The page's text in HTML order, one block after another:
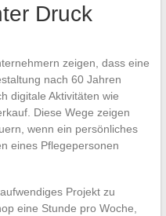
Druck
zeigen, dass eine
nach 60 Jahren
digitale Aktivitäten wie
Diese Wege zeigen
wenn ein persönliches
eines Pflegepersonen
Projekt zu
eine Stunde pro Woche,